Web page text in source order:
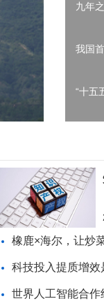
九年
我国
“十五
科技投入提质增